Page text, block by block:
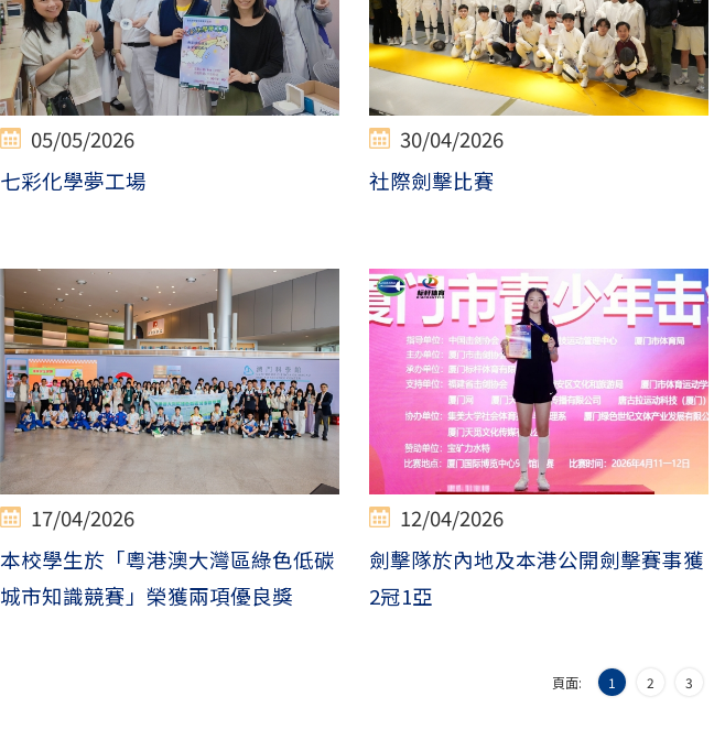
05/05/2026
七彩化學夢工場
30/04/2026
社際劍擊比賽
17/04/2026
本校學生於「粵港澳大灣區綠色低碳
城市知識競賽」榮獲兩項優良獎
12/04/2026
劍擊隊於內地及本港公開劍擊賽事獲
2冠1亞
頁面: 1 2 3